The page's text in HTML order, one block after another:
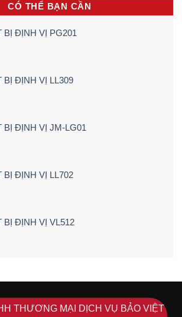
(Quy
5
Bước)
Điện,
Máy
Điện
Rẻ
–
hộp
đen
cảnh
xe
CÓ THỂ BẠN CẦN
BỊ ĐỊNH VỊ PG201
BỊ ĐỊNH VỊ LL309
BỊ ĐỊNH VỊ JM-LG01
BỊ ĐỊNH VỊ LL702
BỊ ĐỊNH VỊ VL512
THƯƠNG MẠI DỊCH VỤ BẢO VIỆT